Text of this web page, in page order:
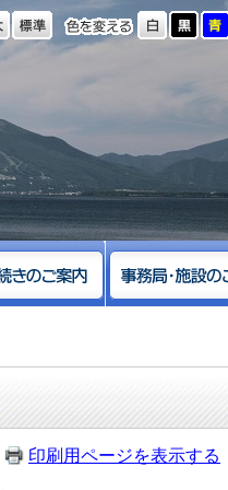
色を変える
大きさ
印刷用ページを表示する